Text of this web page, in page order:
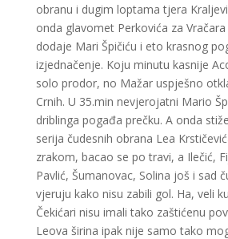
obranu i dugim loptama tjera
onda glavomet Perkovića za
dodaje Mari Špičiću i eto krasnog
izjednačenje. Koju minutu kasnije
solo prodor, no Mažar uspješno
Crnih. U 35.min nevjerojatni Mario
driblinga pogađa prečku. A onda
serija čudesnih obrana Lea
zrakom, bacao se po travi, a Ilečić,
Pavlić, Šumanovac, Solina još i sad
vjeruju kako nisu zabili gol. Ha, veli
Čekićari nisu imali tako zaštićenu
Leova širina ipak nije samo tako